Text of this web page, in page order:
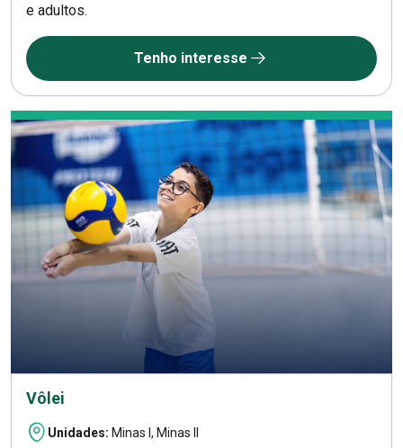
e adultos.
Tenho interesse
Vôlei
Unidades: Minas I, Minas II